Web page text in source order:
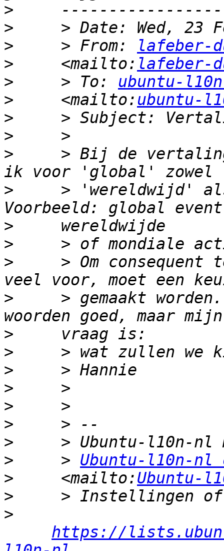
>
>
>
     > From:
lafeber-
>
     <mailto:
lafeber-
>
     > To:
ubuntu-
>
     <mailto:
ubuntu-
>
>
>
> Bij de
>
> 'wereldwijd'
>
>
>
> Om consequent
>
> gemaakt
>
>
>
>
>
>
>
>
     >
Ubuntu-l10n-nl
>
     <mailto:
Ubuntu-
>
>
https://